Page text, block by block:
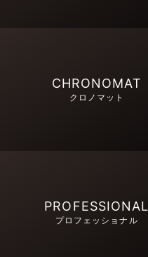
CHRONOMAT
クロノマット
PROFESSIONAL
プロフェッショナル